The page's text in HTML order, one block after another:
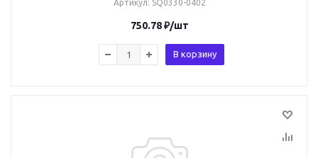
Артикул: SQ0330-0402
750.78₽/шт
В корзину